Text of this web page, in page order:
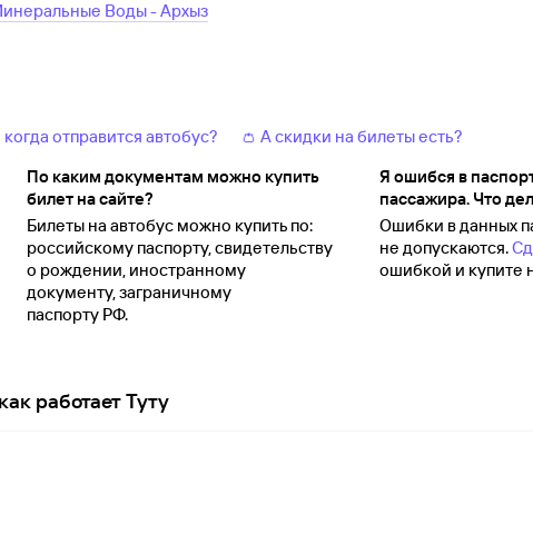
Воды-Архыз
отправится автобус?
👛 А скидки на билеты есть?
По каким документам можно купить
билет на сайте?
Билеты на автобус можно купить по:
российскому паспорту, свидетельству
о рождении, иностранному
документу, заграничному
паспорту РФ.
Я ошибся в
пассажира. Что
Ошибки в данных
не допускаются.
ошибкой и купите
работает Туту